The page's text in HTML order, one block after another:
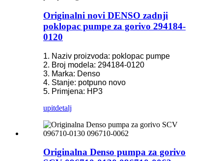
Originalni novi DENSO zadnji
poklopac pumpe za gorivo 294184-
0120
1. Naziv proizvoda: poklopac pumpe
2. Broj modela: 294184-0120
3. Marka: Denso
4. Stanje: potpuno novo
5. Primjena: HP3
upitdetalj
Originalna Denso pumpa za gorivo